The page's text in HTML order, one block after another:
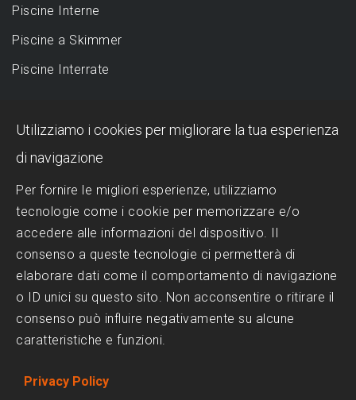
Piscine Interne
Piscine a Skimmer
Piscine Interrate
DESIGN
Piscina a sfioro: perché sceglierla?
Progettazione Piscine
Realizzazione Piscine
Trattamenti dell'acqua
Instagram
Utilizziamo i cookies per migliorare la tua esperienza
di navigazione
Per fornire le migliori esperienze, utilizziamo
tecnologie come i cookie per memorizzare e/o
accedere alle informazioni del dispositivo. Il
consenso a queste tecnologie ci permetterà di
elaborare dati come il comportamento di navigazione
o ID unici su questo sito. Non acconsentire o ritirare il
consenso può influire negativamente su alcune
caratteristiche e funzioni.
Privacy Policy